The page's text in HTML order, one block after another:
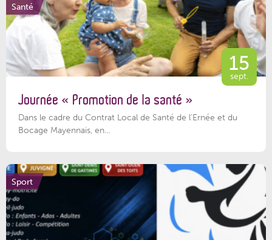
Santé
15
sept.
Journée « Promotion de la santé »
Dans le cadre du Contrat Local de Santé de l’Ernée et du
Bocage Mayennais, en...
Sport